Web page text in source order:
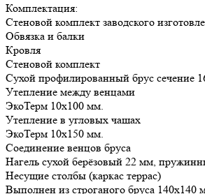
Комплектация:
Стеновой комплект заводского
Обвязка и балки
Кровля
Стеновой комплект
Сухой профилированный брус сечение
Утепление между венцами
ЭкоТерм 10х100 мм.
Утепление в угловых чашах
ЭкоТерм 10х150 мм.
Соединение венцов бруса
Нагель сухой берёзовый 22 мм,
Несущие столбы (каркас террас)
Выполнен из строганого бруса 140х140